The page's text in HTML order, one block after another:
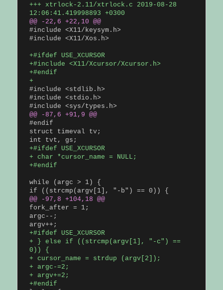
+++ xtrlock-2.11/xtrlock.c 2019-08-28
12:06:41.419998893 +0300
@@ -22,6 +22,10 @@
#include <X11/keysym.h>
#include <X11/Xos.h>
+#ifdef USE_XCURSOR
+#include <X11/Xcursor/Xcursor.h>
+#endif
+
#include <stdlib.h>
#include <stdio.h>
@@ -87,6 +91,9 @@
#endif
struct timeval tv;
+#ifdef USE_XCURSOR
+ char *cursor_name = NULL;
+#endif
while (argc > 1) {
@@ -97,8 +104,18 @@
fork_after = 1;
argc--;
+#ifdef USE_XCURSOR
+ } else if ((strcmp(argv[1], "-c") ==
0)) {
+ cursor_name = strdup (argv[2]);
+ argc-=2;
+ argv+=2;
+#endif